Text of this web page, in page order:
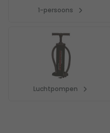
1-persoons
Luchtpompen